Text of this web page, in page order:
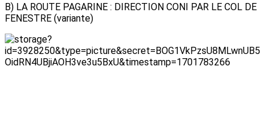
B) LA ROUTE PAGARINE : DIRECTION CONI PAR LE COL DE
FENESTRE (variante)